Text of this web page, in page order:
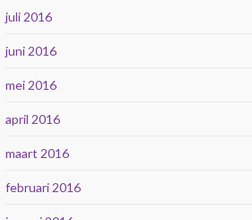
juli 2016
juni 2016
mei 2016
april 2016
maart 2016
februari 2016